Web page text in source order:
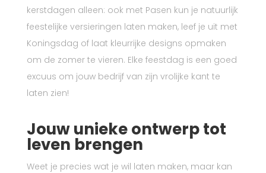
kerstdagen alleen: ook met Pasen kun je natuurlijk
feestelijke versieringen laten maken, leef je uit met
Koningsdag of laat kleurrijke designs opmaken
om de zomer te vieren. Elke feestdag is een goed
excuus om jouw bedrijf van zijn vrolijke kant te
laten zien!
Jouw unieke ontwerp tot
leven brengen
Weet je precies wat je wil laten maken, maar kan